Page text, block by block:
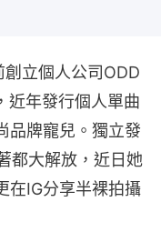
立個人公司ODD
近年發行個人單曲
品牌寵兒。獨立發
都大解放，近日她
在IG分享半裸拍攝